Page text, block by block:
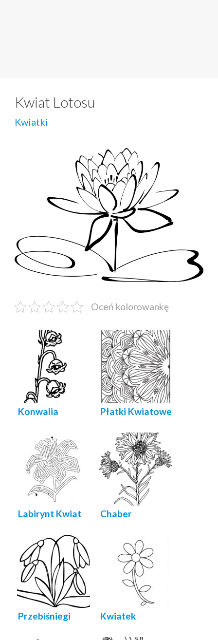
Kwiat Lotosu
Kwiatki
Oceń kolorowankę
Konwalia Płatki Kwiatowe
Labirynt Kwiat Chaber
Przebiśniegi Kwiatek